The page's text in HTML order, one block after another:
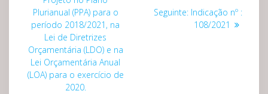
Plurianual (PPA) para o
período 2018/2021, na
Lei de Diretrizes
Orçamentária (LDO) e na
Lei Orçamentária Anual
(LOA) para o exercício de
2020.
Seguinte: Post
seguinte:
Indicação nº :
108/2021